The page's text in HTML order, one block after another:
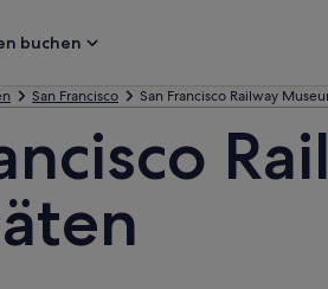
buchen
San Francisco San Francisco Railway